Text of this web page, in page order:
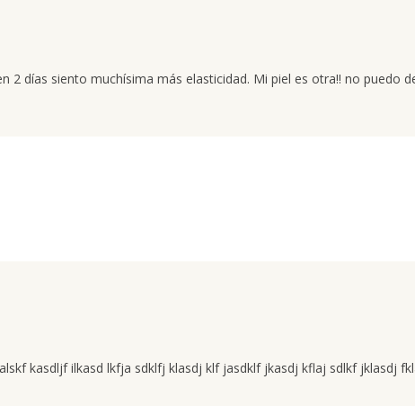
2 días siento muchísima más elasticidad. Mi piel es otra!! no puedo
kasdljf ilkasd lkfja sdklfj klasdj klf jasdklf jkasdj kflaj sdlkf jklasdj